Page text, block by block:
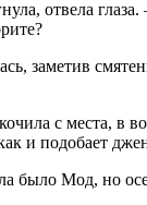
отвела
заметив
с места, в
и подобает
было Мод, но